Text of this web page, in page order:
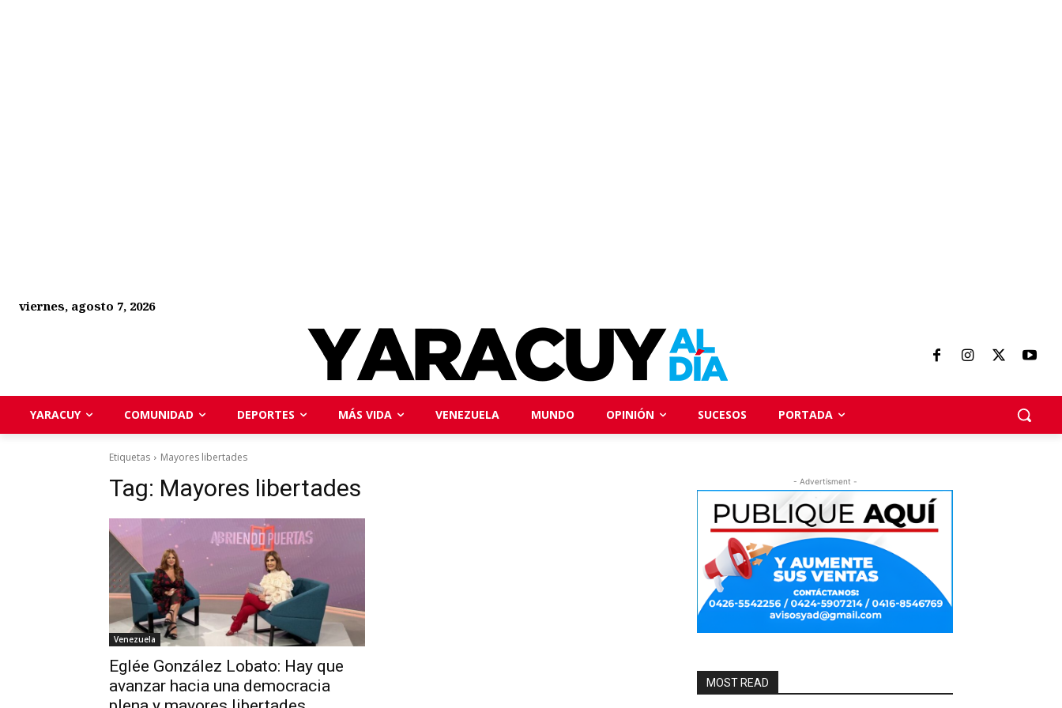
viernes, agosto 7, 2026
YARACUY COMUNIDAD DEPORTES MÁS VIDA VENEZUELA MUNDO OPINIÓN SUCESOS PORTADA
Etiquetas Mayores libertades
Tag: Mayores libertades
Venezuela
Eglée González Lobato: Hay que
avanzar hacia una democracia
- Advertisment -
MOST READ